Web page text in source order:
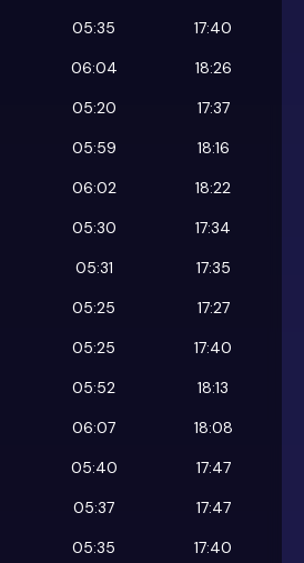
05:35
17:40
06:04
18:26
05:20
17:37
05:59
18:16
06:02
18:22
05:30
17:34
05:31
17:35
05:25
17:27
05:25
17:40
05:52
18:13
06:07
18:08
05:40
17:47
05:37
17:47
05:35
17:40